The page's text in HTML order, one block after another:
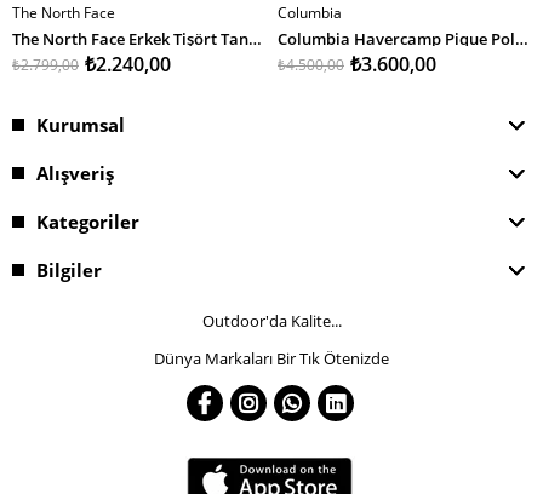
SEPETE EKLE
The North Face
The North Face Erkek Tişört Tanken Polo - Eu
₺2.240,00
₺2.799,00
SEPETE EKLE
Columbia
Columbia Havercamp Pique Polo Erkek T-Shirt
₺3.600,00
₺4.500,00
Kurumsal
Alışveriş
Kategoriler
Bilgiler
Outdoor'da Kalite...
Dünya Markaları Bir Tık Ötenizde